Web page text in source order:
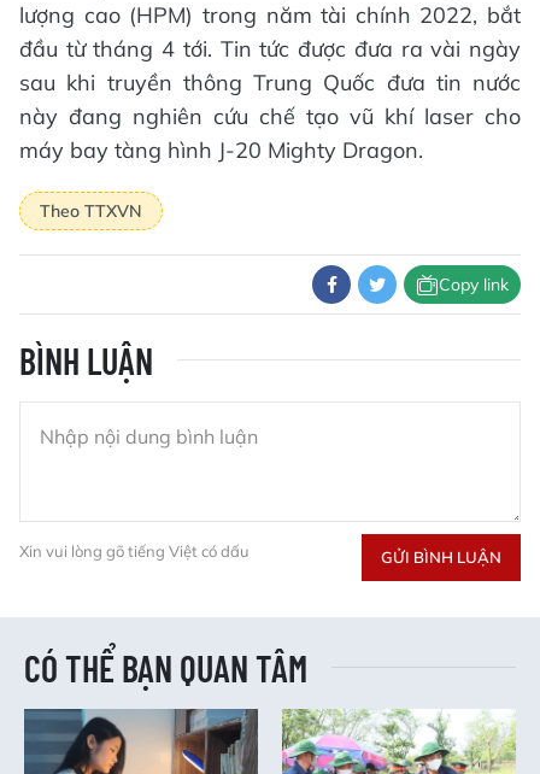
lượng cao (HPM) trong năm tài chính 2022, bắt
đầu từ tháng 4 tới. Tin tức được đưa ra vài ngày
sau khi truyền thông Trung Quốc đưa tin nước
này đang nghiên cứu chế tạo vũ khí laser cho
máy bay tàng hình J-20 Mighty Dragon.
Theo TTXVN
Copy link
BÌNH LUẬN
Xin vui lòng gõ tiếng Việt có dấu GỬI BÌNH LUẬN
CÓ THỂ BẠN QUAN TÂM